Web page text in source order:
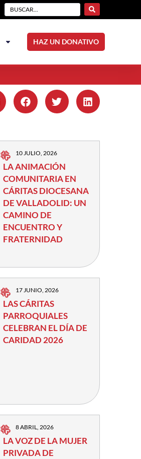
HAZ UN DONATIVO
10 JULIO, 2026
LA ANIMACIÓN
COMUNITARIA EN
CÁRITAS DIOCESANA
DE VALLADOLID: UN
CAMINO DE
ENCUENTRO Y
FRATERNIDAD
17 JUNIO, 2026
LAS CÁRITAS
PARROQUIALES
CELEBRAN EL DÍA DE
CARIDAD 2026
8 ABRIL, 2026
LA VOZ DE LA MUJER
PRIVADA DE